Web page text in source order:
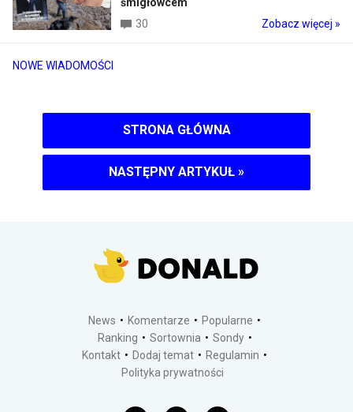
NOWE WIADOMOŚCI
30
Zobacz więcej »
STRONA GŁÓWNA
NASTĘPNY ARTYKUŁ »
News Komentarze
Popularne
Ranking
Sortownia
Sondy
Kontakt
Dodaj temat
Regulamin
Polityka prywatności